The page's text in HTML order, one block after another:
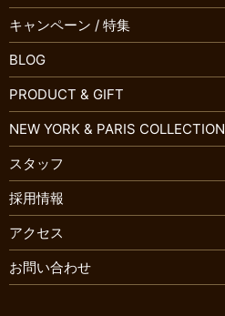
キャンペーン / 特集
BLOG
PRODUCT & GIFT
NEW YORK & PARIS COLLECTION
スタッフ
採用情報
アクセス
お問い合わせ